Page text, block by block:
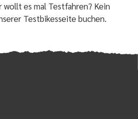
es mal Testfahren? Kein
Testbikesseite buchen.